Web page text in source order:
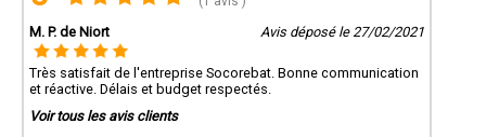
M. P. de Niort Avis déposé le 27/02/2021
Très satisfait de l'entreprise Socorebat. Bonne communication
et réactive. Délais et budget respectés.
Voir tous les avis clients